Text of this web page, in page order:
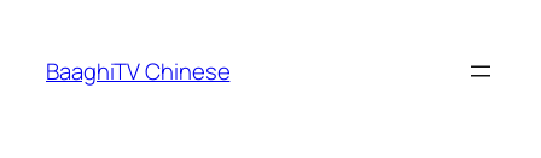
content
BaaghiTV Chinese